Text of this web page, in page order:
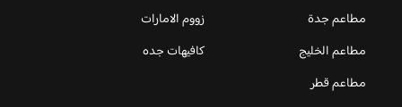
مطاعم جدة
زووم الامارات
مطاعم الخليج
كافيهات جده
مطاعم قطر